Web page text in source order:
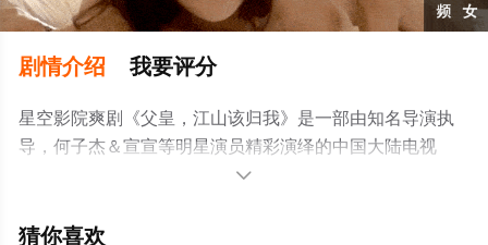
剧情介绍 我要评分
星空影院爽剧《父皇，江山该归我》是一部由知名导演执
导，何子杰＆宣宣等明星演员精彩演绎的中国大陆电视
剧，大结局剧情已揭晓（全集完结），手机免费观看高清
可移步至豆瓣电视剧、电视猫或剧情网等平台了解。

猜你喜欢